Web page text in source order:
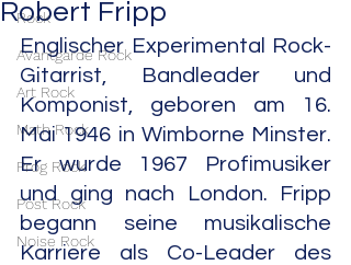
Rock
Avantgarde Rock
Art Rock
Math Rock
Prog Rock
Post Rock
Noise Rock
Robert Fripp
Englischer Experimental Rock-
Gitarrist, Bandleader und
Komponist, geboren am 16.
Mai 1946 in Wimborne Minster.
Er wurde 1967 Profimusiker
und ging nach London. Fripp
begann seine musikalische
Karriere als Co-Leader des